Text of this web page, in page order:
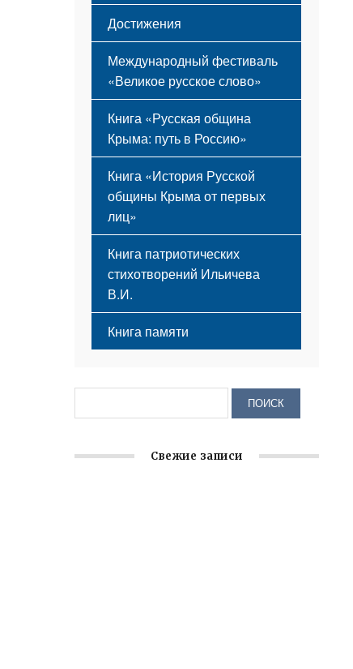
Достижения
Международный фестиваль
«Великое русское слово»
Книга «Русская община
Крыма: путь в Россию»
Книга «История Русской
общины Крыма от первых
лиц»
Книга патриотических
стихотворений Ильичева
В.И.
Книга памяти
Свежие записи